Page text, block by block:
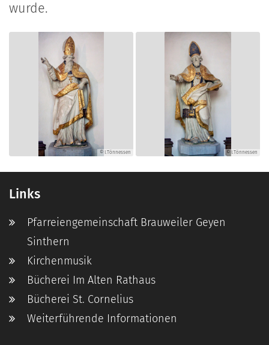
wurde.
© I.Tönnessen © I.Tönnessen
Links
Pfarreiengemeinschaft Brauweiler Geyen
Sinthern
Kirchenmusik
Bücherei Im Alten Rathaus
Bücherei St. Cornelius
Weiterführende Informationen